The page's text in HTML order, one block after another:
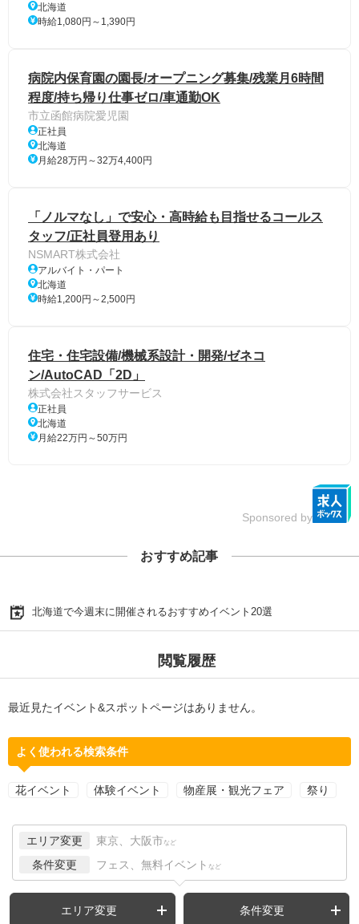
北海道
時給1,080円～1,390円
病院内保育園の園長/オープニング募集/残業月6時間
程度/持ち帰り仕事ゼロ/車通勤OK
市立函館病院愛児園
正社員
北海道
月給28万円～32万4,400円
「ノルマなし」で安心・高時給も目指せるコールス
タッフ/正社員登用あり
NSMART株式会社
アルバイト・パート
北海道
時給1,200円～2,500円
住宅・住宅設備/機械系設計・開発/ゼネコ
ン/AutoCAD「2D」
株式会社スタッフサービス
正社員
北海道
月給22万円～50万円
Sponsored by
おすすめ記事
北海道で今週末に開催されるおすすめイベント20選
閲覧履歴
最近見たイベント&スポットページはありません。
よく使われる検索条件
花イベント 体験イベント 物産展・観光フェア 祭り
エリア変更 東京、大阪市 など
条件変更 フェス、無料イベント など
エリア変更 条件変更